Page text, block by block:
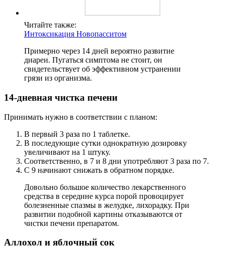
Читайте также:
Интоксикация Новопасситом
Примерно через 14 дней вероятно развитие
диареи. Пугаться симптома не стоит, он
свидетельствует об эффективном устранении
грязи из организма.
14-дневная чистка печени
Принимать нужно в соответствии с планом:
В первый 3 раза по 1 таблетке.
В последующие сутки однократную дозировку
увеличивают на 1 штуку.
Соответственно, в 7 и 8 дни употребляют 3 раза по 7.
С 9 начинают снижать в обратном порядке.
Довольно большое количество лекарственного
средства в середине курса порой провоцирует
болезненные спазмы в желудке, лихорадку. При
развитии подобной картины отказываются от
чистки печени препаратом.
Аллохол и яблочный сок